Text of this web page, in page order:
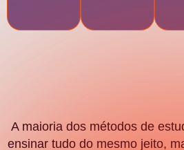
A maioria dos métodos de
ensinar tudo do mesmo jeito,